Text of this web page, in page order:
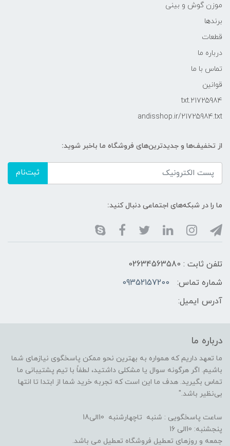
موزن گوش و بینی
برندها
قطعات
درباره ما
تماس با ما
قوانین
21725984.txt
andisshop.ir/21725984.txt
از تخفیف‌ها و جدیدترین‌های فروشگاه ما باخبر شوید:
ثبت‌نام
ما را در شبکه‌های اجتماعی دنبال کنید:
تلفن ثابت : 02634563580
شماره تماس:
09352157200
آدرس ایمیل:
درباره ما
ما تعهد داریم که همواره به بهترین نحو ممکن پاسخگوی نیازهای شما
باشیم. اگر هرگونه سوال یا مشکلی داشتید، لطفاً با تیم پشتیبانی ما
تماس بگیرید. هدف ما این است که تجربه خرید شما از ابتدا تا انتها
بی‌نظیر باشد."
ساعت پاسخگویی : شنبه تاچهارشنبه 10الی18
پنجشنبه: 10الی 16
جمعه و روزهای تعطیل فروشگاه تعطیل می باشد.